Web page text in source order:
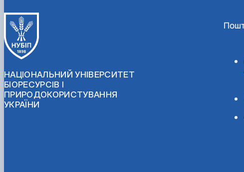
НАЦІОНАЛЬНИЙ УНІВЕРСИТЕТ
БІОРЕСУРСІВ І
ПРИРОДОКОРИСТУВАННЯ
УКРАЇНИ